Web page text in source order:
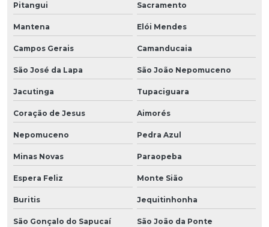
Pitangui Sacramento
Mantena Elói Mendes
Campos Gerais Camanducaia
São José da Lapa São João Nepomuceno
Jacutinga Tupaciguara
Coração de Jesus Aimorés
Nepomuceno Pedra Azul
Minas Novas Paraopeba
Espera Feliz Monte Sião
Buritis Jequitinhonha
São Gonçalo do Sapucaí São João da Ponte